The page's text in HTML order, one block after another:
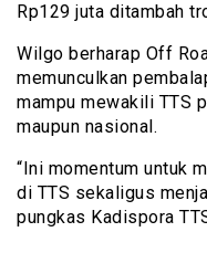
Rp129 juta ditambah
Wilgo berharap Off
memunculkan
mampu mewakili TTS
maupun nasional.
“Ini momentum untuk
di TTS sekaligus
pungkas Kadispora